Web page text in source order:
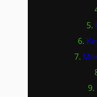
5.
6.
7.
9.